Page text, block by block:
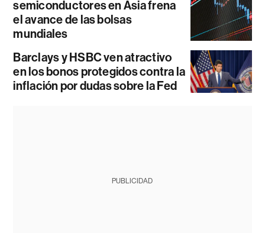
semiconductores en Asia frena
el avance de las bolsas
mundiales
Barclays y HSBC ven atractivo
en los bonos protegidos contra la
inflación por dudas sobre la Fed
PUBLICIDAD